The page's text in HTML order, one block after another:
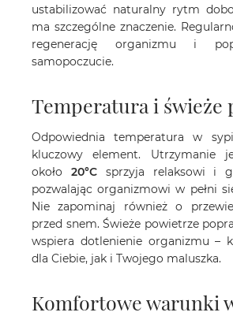
ustabilizować naturalny rytm
ma szczególne znaczenie.
regenerację organizmu i
samopoczucie.
Temperatura i świeże
Odpowiednia temperatura w
kluczowy element. Utrzymanie
około 20°Csprzyja relaksowi i
pozwalając organizmowi w pełni
Nie zapominaj również o
przed snem. Świeże powietrze
wspiera dotlenienie organizmu –
dla Ciebie, jak i Twojego maluszka.
Komfortowe warunki